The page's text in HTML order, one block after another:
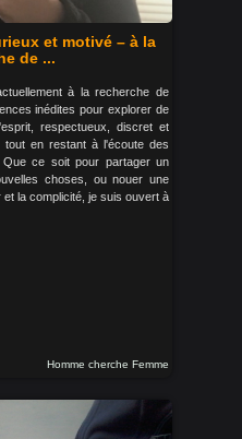
et motivé – à la
de ...
à la recherche de
inédites pour explorer de
respectueux, discret et
en restant à l'écoute des
ce soit pour partager un
choses, ou nouer une
la complicité, je suis ouvert à
Homme cherche Femme